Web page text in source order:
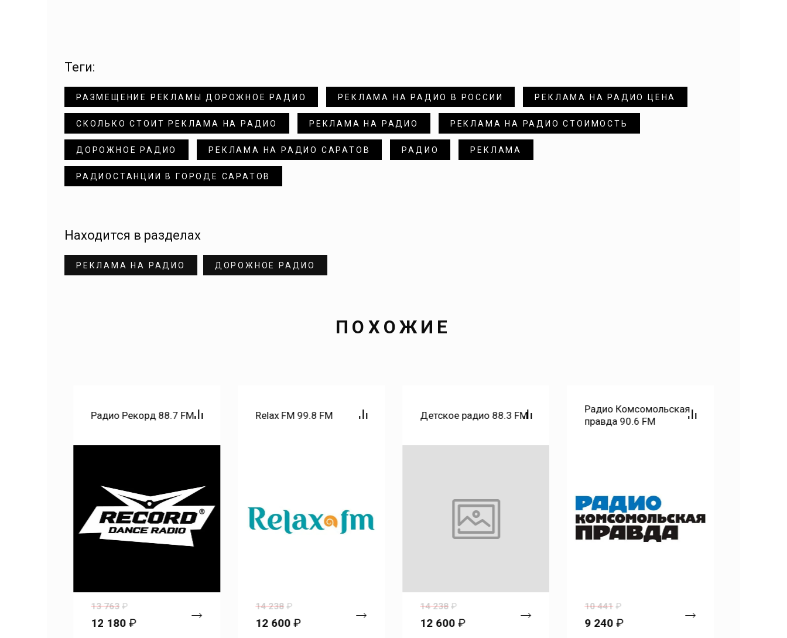
теги:
РАЗМЕЩЕНИЕ РЕКЛАМЫ ДОРОЖНОЕ РАДИО РЕКЛАМА НА РАДИО В РОССИИ РЕКЛАМА НА РАДИО ЦЕНА
СКОЛЬКО СТОИТ РЕКЛАМА НА РАДИО РЕКЛАМА НА РАДИО РЕКЛАМА НА РАДИО СТОИМОСТЬ
ДОРОЖНОЕ РАДИО РЕКЛАМА НА РАДИО САРАТОВ РАДИО РЕКЛАМА
РАДИОСТАНЦИИ В ГОРОДЕ САРАТОВ
Находится в разделах
РЕКЛАМА НА РАДИО ДОРОЖНОЕ РАДИО
ПОХОЖИЕ
Радио Рекорд 88.7 FM
13 763 ₽
12 180 ₽
Relax FM 99.8 FM
14 238 ₽
12 600 ₽
Детское радио 88.3 FM
14 238 ₽
12 600 ₽
Радио Комсомольская
правда 90.6 FM
10 441 ₽
9 240 ₽